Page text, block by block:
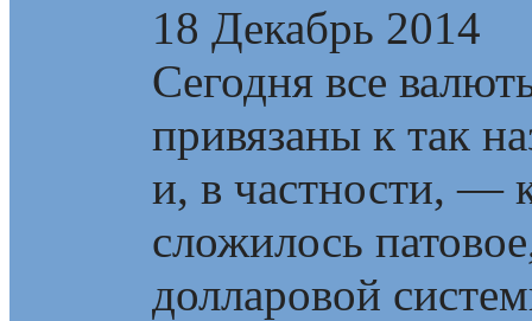
18 Декабрь 2014
Сегодня все
привязаны к так
и, в частности,
сложилось
долларовой